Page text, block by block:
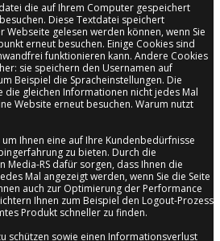
die auf Ihrem Computer gespeichert
Diese Textdatei speichert
gelesen werden können, wenn Sie
erneut besuchen. Einige Cookies sind
funktionieren kann. Andere Cookies
sie speichern den Usernamen auf
Beispiel die Spracheinstellungen. Die
die gleichen Informationen nicht jedes Mal
Website erneut besuchen. Warum nutzt
Ihnen eine auf Ihre Kundenbedürfnisse
zu bieten. Durch die
Media-RS dafür sorgen, dass Ihnen die
Mal angezeigt werden, wenn Sie die Seite
auch zur Optimierung der Performance
Ihnen zum Beispiel den Logout-Prozess
Produkt schneller zu finden.
schützen sowie einen Informationsverlust